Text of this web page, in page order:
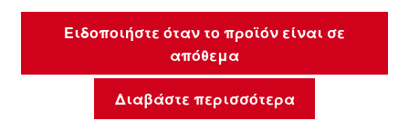
Ειδοποιήστε όταν το προϊόν είναι σε
απόθεμα
Διαβάστε περισσότερα